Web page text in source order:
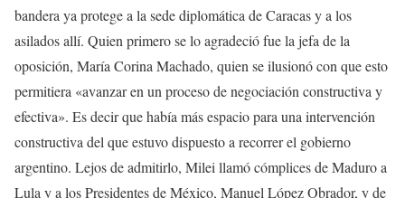
bandera ya protege a la sede diplomática de Caracas y a los
asilados allí. Quien primero se lo agradeció fue la jefa de la
oposición, María Corina Machado, quien se ilusionó con que esto
permitiera «avanzar en un proceso de negociación constructiva y
efectiva». Es decir que había más espacio para una intervención
constructiva del que estuvo dispuesto a recorrer el gobierno
argentino. Lejos de admitirlo, Milei llamó cómplices de Maduro a
Lula y a los Presidentes de México, Manuel López Obrador, y de